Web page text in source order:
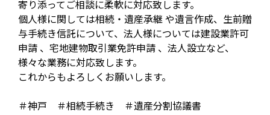
寄り添ってご相談に柔軟に対応致します。
個人様に関しては相続・遺産承継 や遺言作成、生前贈
与手続き信託について、法人様については建設業許可
申請 、宅地建物取引業免許申請 、法人設立など、
様々な業務に対応致します。
これからもよろしくお願いします。
＃神戸 ＃相続手続き ＃遺産分割協議書